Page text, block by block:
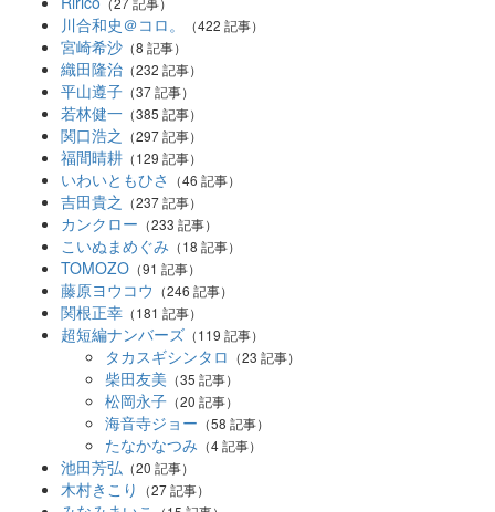
川合和史＠コロ。 （422 記事）
宮崎希沙 （8 記事）
織田隆治 （232 記事）
平山遵子 （37 記事）
若林健一 （385 記事）
関口浩之 （297 記事）
福間晴耕 （129 記事）
いわいともひさ （46 記事）
吉田貴之 （237 記事）
カンクロー （233 記事）
こいぬまめぐみ （18 記事）
TOMOZO （91 記事）
藤原ヨウコウ （246 記事）
関根正幸 （181 記事）
超短編ナンバーズ （119 記事）
タカスギシンタロ （23 記事）
柴田友美 （35 記事）
松岡永子 （20 記事）
海音寺ジョー （58 記事）
たなかなつみ （4 記事）
池田芳弘 （20 記事）
木村きこり （27 記事）